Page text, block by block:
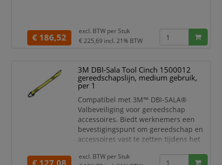
€ 186,52
excl. BTW per Stuk
€ 225,69 incl. 21% BTW
3M DBI-Sala Tool Cinch 1500012
gereedschapslijn, medium gebruik,
per 1
Compatibel met 3M™ DBI-SALA®
Valbeveiliging voor gereedschap
accessoires. Biedt werknemers een
bevestigingspunt om gereedschap en
accessoires vast te zetten tijdens het
voor bevestiging en capaciteit.
excl. BTW per Stuk